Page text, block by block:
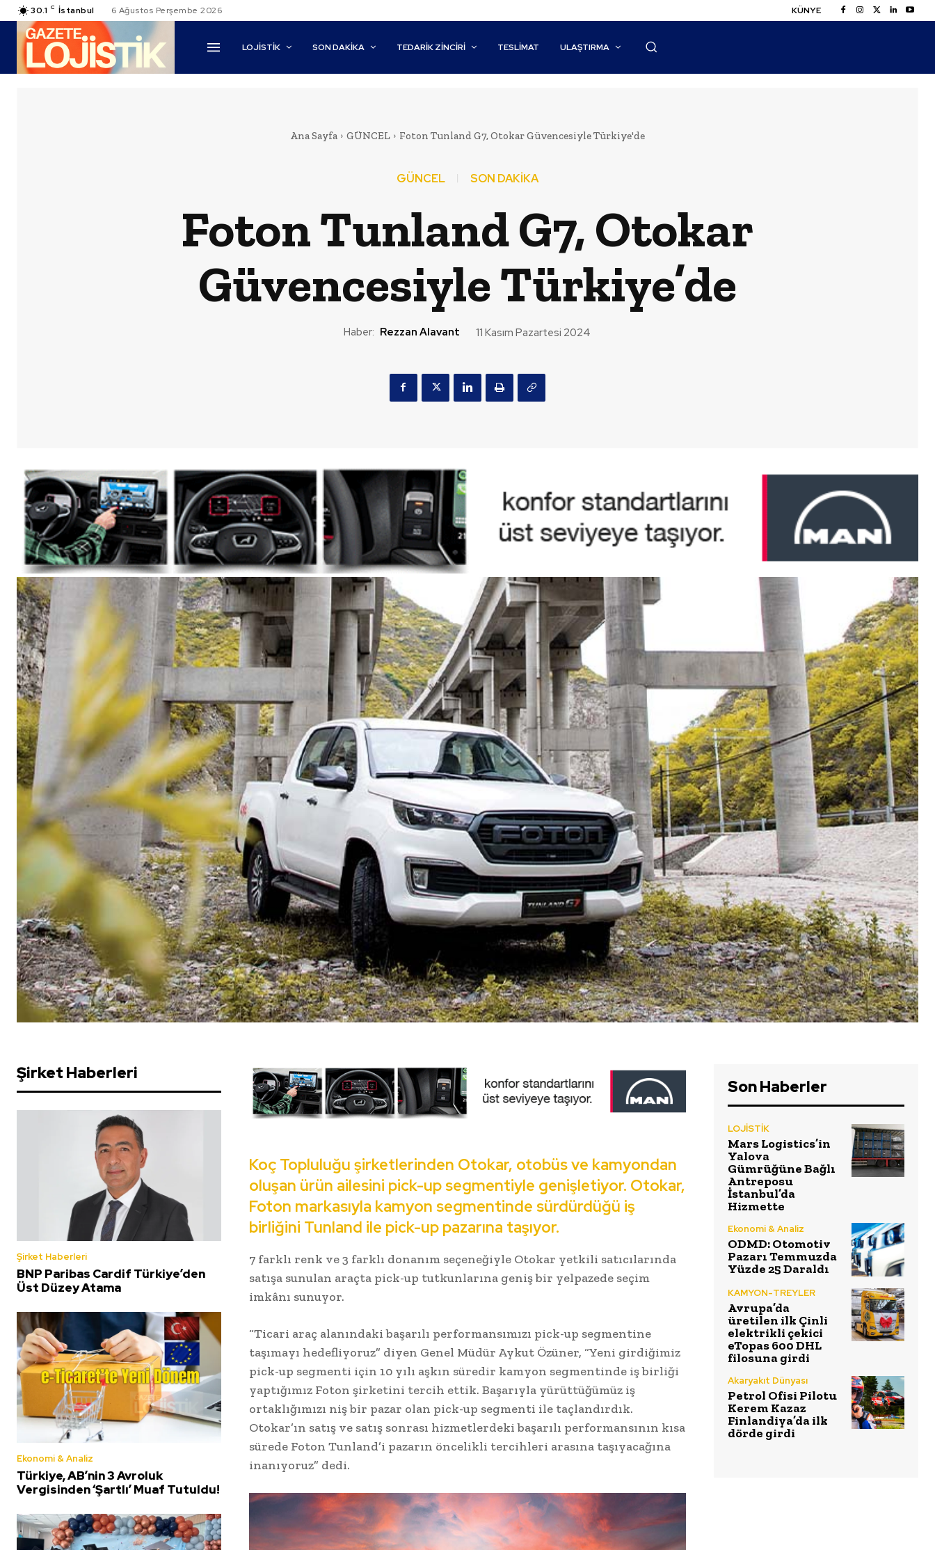
30.1 C İstanbul 6 Ağustos Perşembe 2026 KÜNYE
LOJİSTİK SON DAKİKA TEDARIK ZINCIRI TESLIMAT ULAŞTIRMA
Ana Sayfa GÜNCEL Foton Tunland G7, Otokar Güvencesiyle Türkiye'de
GÜNCEL SON DAKİKA
Foton Tunland G7, Otokar
Güvencesiyle Türkiye’de
Haber: Rezzan Alavant 11 Kasım Pazartesi 2024
Şirket Haberleri
Şirket Haberleri
BNP Paribas Cardif Türkiye’den
Üst Düzey Atama
Ekonomi & Analiz
Türkiye, AB’nin 3 Avroluk
Vergisinden ‘Şartlı’ Muaf Tutuldu!
Koç Topluluğu şirketlerinden Otokar, otobüs ve kamyondan
oluşan ürün ailesini pick-up segmentiyle genişletiyor. Otokar,
Foton markasıyla kamyon segmentinde sürdürdüğü iş
birliğini Tunland ile pick-up pazarına taşıyor.
7 farklı renk ve 3 farklı donanım seçeneğiyle Otokar yetkili satıcılarında
satışa sunulan araçta pick-up tutkunlarına geniş bir yelpazede seçim
imkânı sunuyor.
“Ticari araç alanındaki başarılı performansımızı pick-up segmentine
taşımayı hedefliyoruz” diyen Genel Müdür Aykut Özüner, “Yeni girdiğimiz
pick-up segmenti için 10 yılı aşkın süredir kamyon segmentinde iş birliği
yaptığımız Foton şirketini tercih ettik. Başarıyla yürüttüğümüz iş
ortaklığımızı niş bir pazar olan pick-up segmenti ile taçlandırdık.
Otokar’ın satış ve satış sonrası hizmetlerdeki başarılı performansının kısa
sürede Foton Tunland’i pazarın öncelikli tercihleri arasına taşıyacağına
inanıyoruz” dedi.
Son Haberler
LOJİSTİK
Mars Logistics’in
Yalova
Gümrüğüne Bağlı
Antreposu
İstanbul’da
Hizmette
Ekonomi & Analiz
ODMD: Otomotiv
Pazarı Temmuzda
Yüzde 25 Daraldı
KAMYON-TREYLER
Avrupa’da
üretilen ilk Çinli
elektrikli çekici
eTopas 600 DHL
filosuna girdi
Akaryakıt Dünyası
Petrol Ofisi Pilotu
Kerem Kazaz
Finlandiya’da ilk
dörde girdi